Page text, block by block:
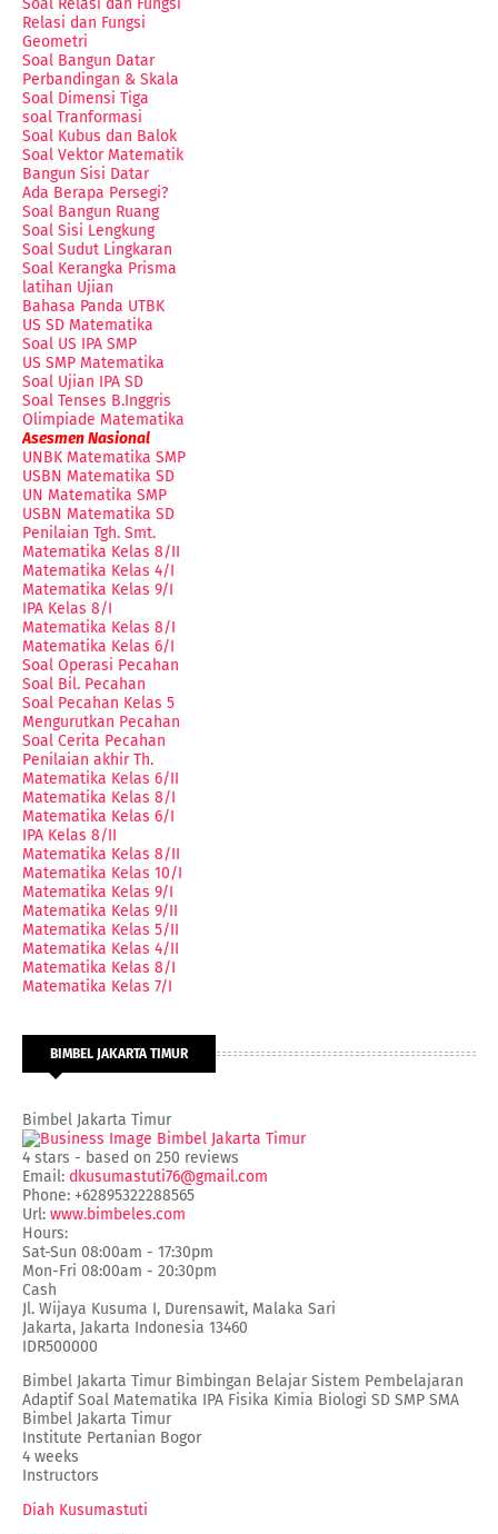
Soal Relasi dan Fungsi
Relasi dan Fungsi
Geometri
Soal Bangun Datar
Perbandingan & Skala
Soal Dimensi Tiga
soal Tranformasi
Soal Kubus dan Balok
Soal Vektor Matematik
Bangun Sisi Datar
Ada Berapa Persegi?
Soal Bangun Ruang
Soal Sisi Lengkung
Soal Sudut Lingkaran
Soal Kerangka Prisma
latihan Ujian
Bahasa Panda UTBK
US SD Matematika
Soal US IPA SMP
US SMP Matematika
Soal Ujian IPA SD
Soal Tenses B.Inggris
Olimpiade Matematika
Asesmen Nasional
UNBK Matematika SMP
USBN Matematika SD
UN Matematika SMP
USBN Matematika SD
Penilaian Tgh. Smt.
Matematika Kelas 8/II
Matematika Kelas 4/I
Matematika Kelas 9/I
IPA Kelas 8/I
Matematika Kelas 8/I
Matematika Kelas 6/I
Soal Operasi Pecahan
Soal Bil. Pecahan
Soal Pecahan Kelas 5
Mengurutkan Pecahan
Soal Cerita Pecahan
Penilaian akhir Th.
Matematika Kelas 6/II
Matematika Kelas 8/I
Matematika Kelas 6/I
IPA Kelas 8/II
Matematika Kelas 8/II
Matematika Kelas 10/I
Matematika Kelas 9/I
Matematika Kelas 9/II
Matematika Kelas 5/II
Matematika Kelas 4/II
Matematika Kelas 8/I
Matematika Kelas 7/I
BIMBEL JAKARTA TIMUR
Bimbel Jakarta Timur
4 stars - based on 250 reviews
Email: dkusumastuti76@gmail.com
Phone: +62895322288565
Url: www.bimbeles.com
Hours:
Sat-Sun 08:00am - 17:30pm
Mon-Fri 08:00am - 20:30pm
Cash
Jl. Wijaya Kusuma I, Durensawit, Malaka Sari
Jakarta, Jakarta Indonesia 13460
IDR500000
Bimbel Jakarta Timur Bimbingan Belajar Sistem Pembelajaran
Adaptif Soal Matematika IPA Fisika Kimia Biologi SD SMP SMA
Bimbel Jakarta Timur
Institute Pertanian Bogor
4 weeks
Instructors
Diah Kusumastuti